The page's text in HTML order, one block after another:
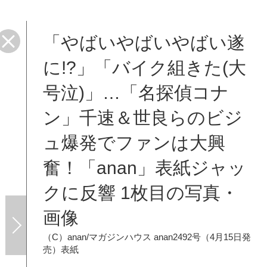
「やばいやばいやばい遂
に!?」「バイク組きた(大
号泣)」…「名探偵コナ
ン」千速＆世良らのビジ
ュ爆発でファンは大興
奮！「anan」表紙ジャッ
クに反響 1枚目の写真・
画像
（C）anan/マガジンハウス anan2492号（4月15日発
売）表紙